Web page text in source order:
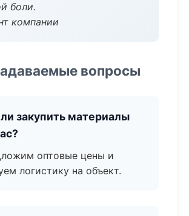
боли.
компании
вопросы
закупить материалы
оптовые цены и
логистику на объект.